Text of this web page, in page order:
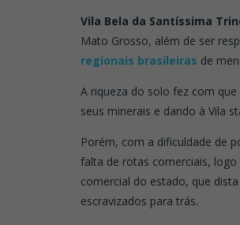
Vila Bela da Santíssima
Mato Grosso, além de ser
regionais brasileiras de
A riqueza do solo fez com
seus minerais e dando à Vila
Porém, com a dificuldade de
falta de rotas comerciais,
comercial do estado, que
escravizados para trás.